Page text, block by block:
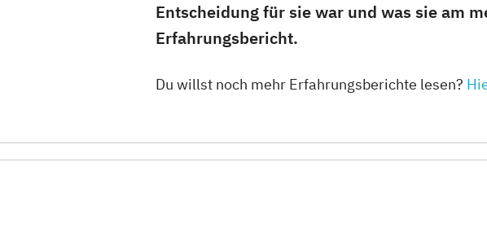
Entscheidung für sie war und was sie am
Erfahrungsbericht.
Du willst noch mehr Erfahrungsberichte lesen?